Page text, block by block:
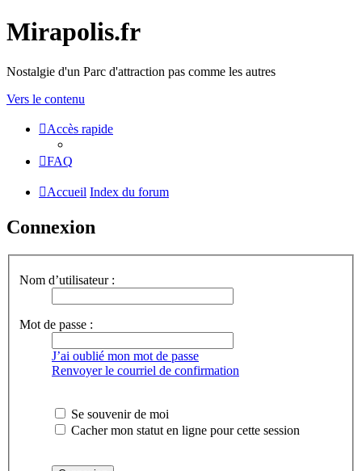
Mirapolis.fr
Nostalgie d'un Parc d'attraction pas comme les autres
Vers le contenu
Accès rapide
FAQ
Accueil Index du forum
Connexion
Nom d’utilisateur :
Mot de passe :
J’ai oublié mon mot de passe
Renvoyer le courriel de confirmation
Se souvenir de moi
Cacher mon statut en ligne pour cette session